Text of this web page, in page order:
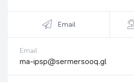
Email
Email
ma-ipsp@sermersooq.gl